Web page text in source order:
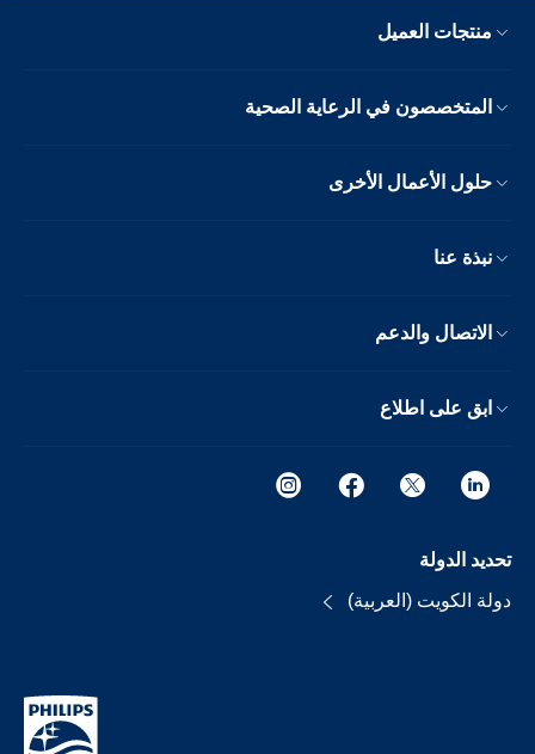
منتجات العميل
المتخصصون في الرعاية الصحية
حلول الأعمال الأخرى
نبذة عنا
الاتصال والدعم
ابق على اطلاع
تحديد الدولة
دولة الكويت (العربية)